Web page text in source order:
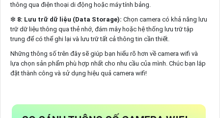
thông qua điện thoại di động hoặc máy tính bảng.
❇ 8: Lưu trữ dữ liệu (Data Storage): Chọn camera có khả năng lưu
trữ dữ liệu thông qua thẻ nhớ, đám mây hoặc hệ thống lưu trữ tập
trung để có thể ghi lại và lưu trữ tất cả thông tin cần thiết.
Những thông số trên đây sẽ giúp bạn hiểu rõ hơn về camera wifi và
lựa chọn sản phẩm phù hợp nhất cho nhu cầu của mình. Chúc bạn lắp
đặt thành công và sử dụng hiệu quả camera wifi!